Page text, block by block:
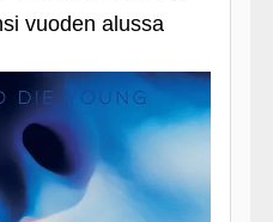
vuoden alussa